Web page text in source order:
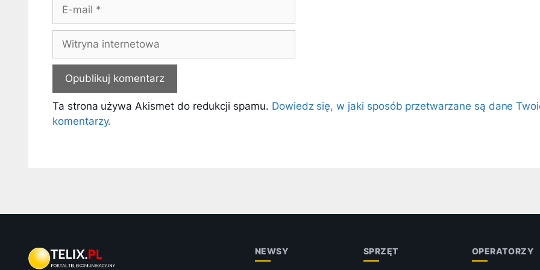
mail
internetowa
Ta strona używa Akismet do redukcji spamu. Dowiedz się, w jaki sposób przetwarzane są dane
komentarzy.
NEWSY SPRZĘT OPERATORZY